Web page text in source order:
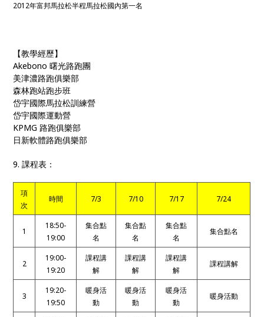
2012年富邦馬拉松半程馬拉松國內第一名
【教學經歷】
Akebono 曙光路跑團
美津濃路跑俱樂部
森林跑站跑步班
岱宇國際馬拉松訓練營
岱宇國際運動營
KPMG 路跑俱樂部
日新軟體路跑俱樂部
9. 課程表：
項
次
時間 7/3 7/10 7/17 7/24
1
18:50-
19:00
集合點
名
集合點
名
集合點
名
集合點名
2
19:00-
19:20
課程講
解
課程講
解
課程講
解
課程講解
3
19:20-
19:50
暖身活
動
暖身活
動
暖身活
動
暖身活動